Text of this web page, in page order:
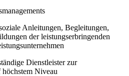
Anleitungen, Begleitungen,
der leistungserbringenden
Dienstleister zur
Niveau